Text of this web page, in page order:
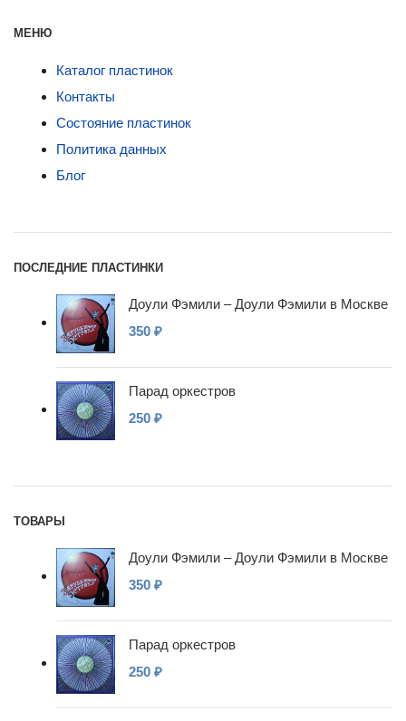
МЕНЮ
Каталог пластинок
Контакты
Состояние пластинок
Политика данных
Блог
ПОСЛЕДНИЕ ПЛАСТИНКИ
Доули Фэмили – Доули Фэмили в Москве
350 ₽
Парад оркестров
250 ₽
ТОВАРЫ
Доули Фэмили – Доули Фэмили в Москве
350 ₽
Парад оркестров
250 ₽